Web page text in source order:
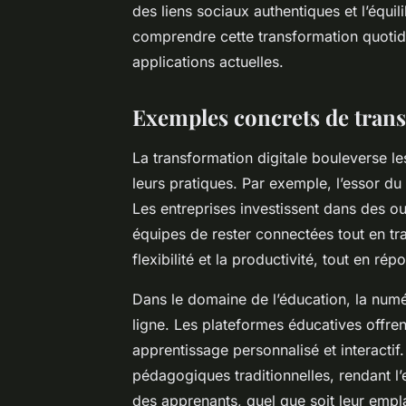
des liens sociaux authentiques et
comprendre cette transformation
applications actuelles.
Exemples concrets de
La transformation digitale bouleverse
leurs pratiques. Par exemple, l’essor
Les entreprises investissent dans des
équipes de rester connectées tout en
flexibilité et la productivité, tout en
Dans le domaine de l’éducation, la
ligne. Les plateformes éducatives
apprentissage personnalisé et
pédagogiques traditionnelles, rendant
des apprenants, quel que soit leur